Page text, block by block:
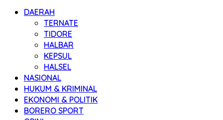
DAERAH
TERNATE
TIDORE
HALBAR
KEPSUL
HALSEL
NASIONAL
HUKUM & KRIMINAL
EKONOMI & POLITIK
BORERO SPORT